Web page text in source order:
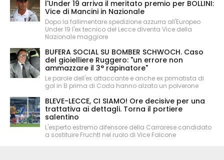
l'Under 19 arriva il meritato premio per BOLLINI:
Vice di Mancini in Nazionale
Dopo la fallimentare spedizione azzurra all'Europeo
Under 19 l'ex tecnico del Lecce diventa Vice della
Nazionale maggiore
BUFERA SOCIAL SU BOMBER SCHWOCH. Caso
del gioielliere Ruggero: "un errore non
ammazzare il 3° rapinatore"
Le parole dell'ex attaccante e anche ex primatista di
gol in B prima di Coda hanno alzato un polverone
BLEVE-LECCE, CI SIAMO! Ore decisive per una
trattativa ai dettagli. Torna il portiere
salentino
L'esperto estremo difensore della Carrarese candidato
a sostituire Fruchtl nel ruolo di Vice Falcone